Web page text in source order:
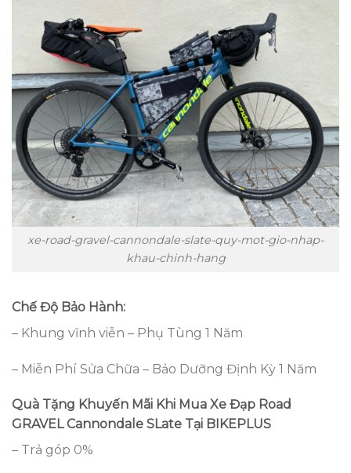
xe-road-gravel-cannondale-slate-quy-mot-gio-nhap-
khau-chinh-hang
Chế Độ Bảo Hành:
– Khung vĩnh viễn – Phụ Tùng 1 Năm
– Miễn Phí Sửa Chữa – Bảo Dưỡng Định Kỳ 1 Năm
Quà Tặng Khuyến Mãi Khi Mua Xe Đạp Road
GRAVEL Cannondale SLate Tại BIKEPLUS
– Trả góp 0%